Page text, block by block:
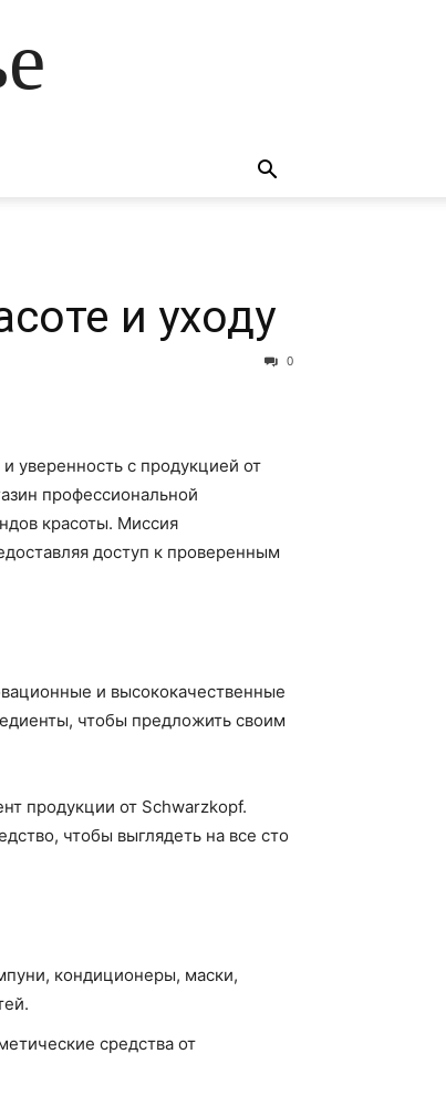
и уходу
0
уверенность с продукцией от
профессиональной
красоты. Миссия
доступ к проверенным
и высококачественные
чтобы предложить своим
продукции от Schwarzkopf.
чтобы выглядеть на все сто
кондиционеры, маски,
средства от